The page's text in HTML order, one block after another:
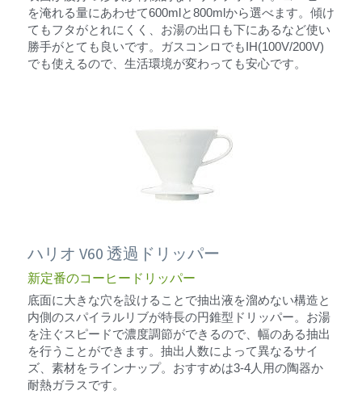
を淹れる量にあわせて600mlと800mlから選べます。傾け
てもフタがとれにくく、お湯の出口も下にあるなど使い
勝手がとても良いです。ガスコンロでもIH(100V/200V)
でも使えるので、生活環境が変わっても安心です。
ハリオ V60 透過ドリッパー
新定番のコーヒードリッパー
底面に大きな穴を設けることで抽出液を溜めない構造と
内側のスパイラルリブが特長の円錐型ドリッパー。お湯
を注ぐスピードで濃度調節ができるので、幅のある抽出
を行うことができます。抽出人数によって異なるサイ
ズ、素材をラインナップ。おすすめは3-4人用の陶器か
耐熱ガラスです。